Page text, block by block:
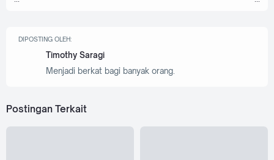
DIPOSTING OLEH:
Timothy Saragi
Menjadi berkat bagi banyak orang.
Postingan Terkait